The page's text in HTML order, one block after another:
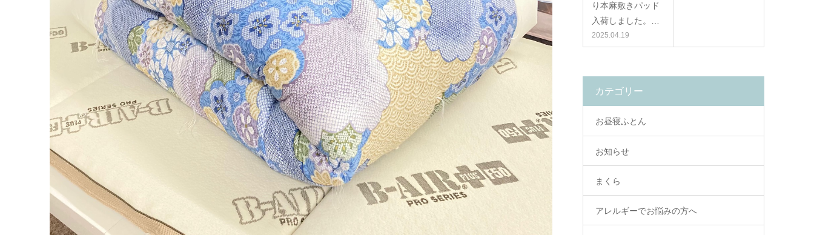
り本麻敷きパッド
入荷しました。…
2025.04.19
カテゴリー
お昼寝ふとん
お知らせ
まくら
アレルギーでお悩みの方へ